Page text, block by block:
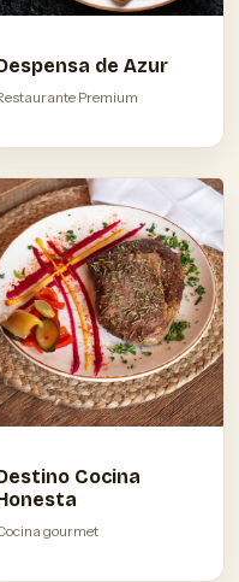
de Azur
Premium
Cocina
gourmet